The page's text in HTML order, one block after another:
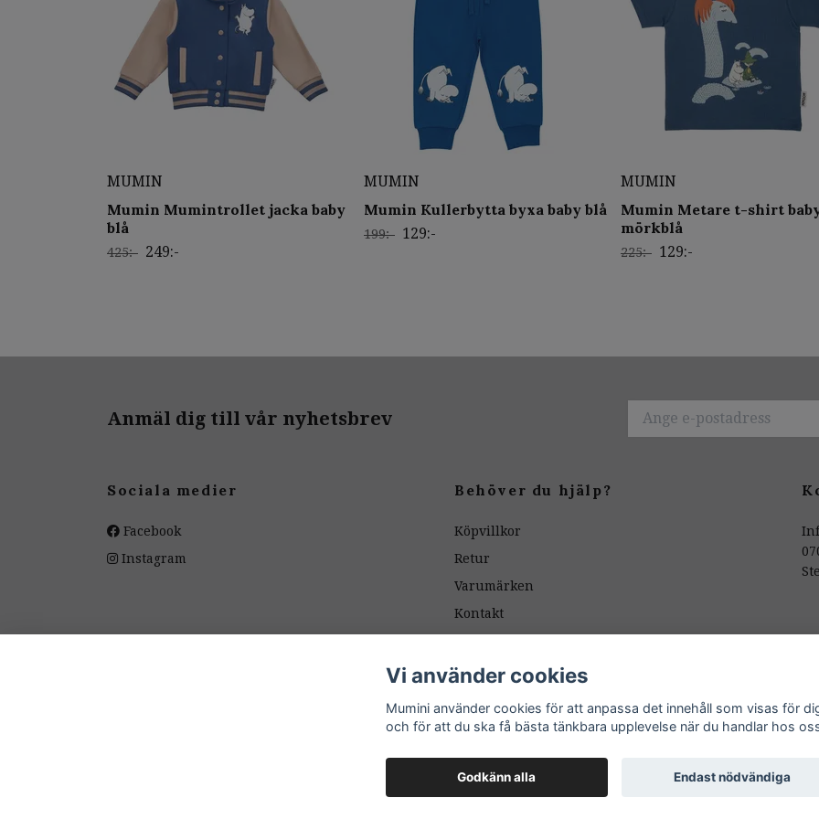
MUMIN
Mumin Mumintrollet jacka baby
blå
425:- 249:-
MUMIN
Mumin Kullerbytta byxa baby blå
199:- 129:-
MUMIN
Mumin Metare t-shirt
mörkblå
225:- 129:-
Anmäl dig till vår nyhetsbrev
Sociala medier
Facebook
Instagram
Behöver du hjälp?
Köpvillkor
Retur
Varumärken
Kontakt
Mönsterpassning
Vi använder cookies
Mumini använder cookies för att anpassa det innehåll som visas för
och för att du ska få bästa tänkbara upplevelse när du handlar hos
Godkänn alla Endast nödvändiga